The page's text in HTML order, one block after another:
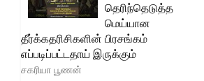
தெரிந்தெடுத்த
மெய்யான
தீர்க்கதரிசிகளின் பிரசங்கம்
எப்படிப்பட்டதாய் இருக்கும்
சகரியா பூணன்